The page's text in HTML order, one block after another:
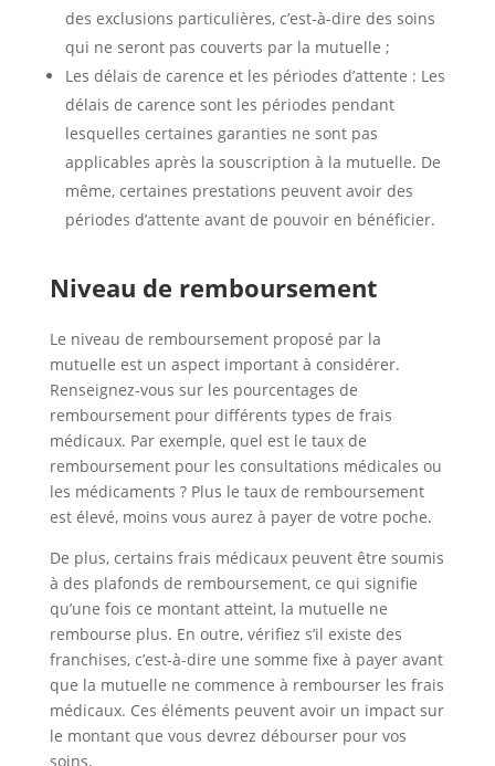
des exclusions particulières, c’est-à-dire des soins
qui ne seront pas couverts par la mutuelle ;
Les délais de carence et les périodes d’attente : Les
délais de carence sont les périodes pendant
lesquelles certaines garanties ne sont pas
applicables après la souscription à la mutuelle. De
même, certaines prestations peuvent avoir des
périodes d’attente avant de pouvoir en bénéficier.
Niveau de remboursement
Le niveau de remboursement proposé par la
mutuelle est un aspect important à considérer.
Renseignez-vous sur les pourcentages de
remboursement pour différents types de frais
médicaux. Par exemple, quel est le taux de
remboursement pour les consultations médicales ou
les médicaments ? Plus le taux de remboursement
est élevé, moins vous aurez à payer de votre poche.
De plus, certains frais médicaux peuvent être soumis
à des plafonds de remboursement, ce qui signifie
qu’une fois ce montant atteint, la mutuelle ne
rembourse plus. En outre, vérifiez s’il existe des
franchises, c’est-à-dire une somme fixe à payer avant
que la mutuelle ne commence à rembourser les frais
médicaux. Ces éléments peuvent avoir un impact sur
le montant que vous devrez débourser pour vos
soins.